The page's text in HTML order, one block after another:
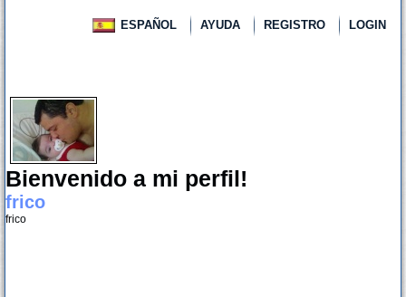
ESPAÑOL AYUDA REGISTRO LOGIN
Bienvenido a mi perfil!
frico
frico